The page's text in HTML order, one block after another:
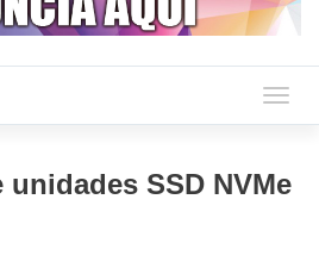
unidades SSD NVMe